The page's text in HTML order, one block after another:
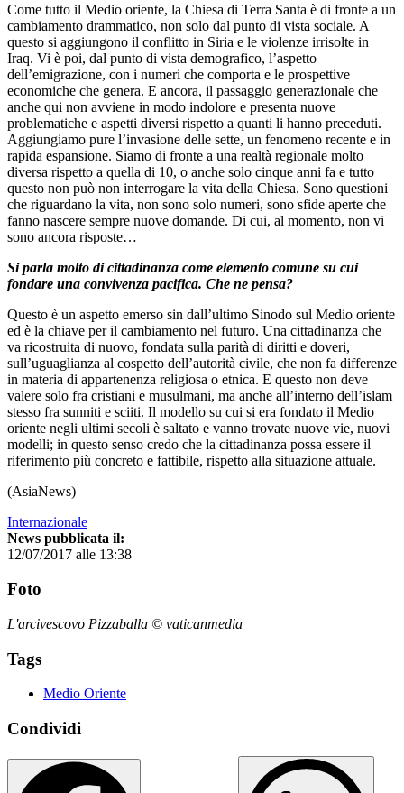
Come tutto il Medio oriente, la Chiesa di Terra Santa è di fronte a un
cambiamento drammatico, non solo dal punto di vista sociale. A
questo si aggiungono il conflitto in Siria e le violenze irrisolte in
Iraq. Vi è poi, dal punto di vista demografico, l’aspetto
dell’emigrazione, con i numeri che comporta e le prospettive
economiche che genera. E ancora, il passaggio generazionale che
anche qui non avviene in modo indolore e presenta nuove
problematiche e aspetti diversi rispetto a quanti li hanno preceduti.
Aggiungiamo pure l’invasione delle sette, un fenomeno recente e in
rapida espansione. Siamo di fronte a una realtà regionale molto
diversa rispetto a quella di 10, o anche solo cinque anni fa e tutto
questo non può non interrogare la vita della Chiesa. Sono questioni
che riguardano la vita, non sono solo numeri, sono sfide aperte che
fanno nascere sempre nuove domande. Di cui, al momento, non vi
sono ancora risposte…
Si parla molto di cittadinanza come elemento comune su cui
fondare una convivenza pacifica. Che ne pensa?
Questo è un aspetto emerso sin dall’ultimo Sinodo sul Medio oriente
ed è la chiave per il cambiamento nel futuro. Una cittadinanza che
va ricostruita di nuovo, fondata sulla parità di diritti e doveri,
sull’uguaglianza al cospetto dell’autorità civile, che non fa differenze
in materia di appartenenza religiosa o etnica. E questo non deve
valere solo fra cristiani e musulmani, ma anche all’interno dell’islam
stesso fra sunniti e sciiti. Il modello su cui si era fondato il Medio
oriente negli ultimi secoli è saltato e vanno trovate nuove vie, nuovi
modelli; in questo senso credo che la cittadinanza possa essere il
riferimento più concreto e fattibile, rispetto alla situazione attuale.
(AsiaNews)
Internazionale
News pubblicata il:
12/07/2017 alle 13:38
Foto
L'arcivescovo Pizzaballa © vaticanmedia
Tags
Medio Oriente
Condividi